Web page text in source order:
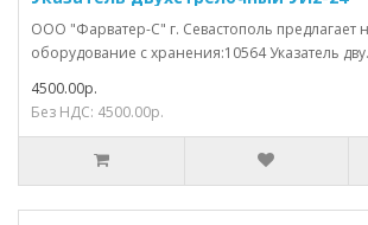
ООО "Фарватер-С" г. Севастополь предлагает
оборудование с хранения:10564 Указатель
4500.00р.
Без НДС: 4500.00р.